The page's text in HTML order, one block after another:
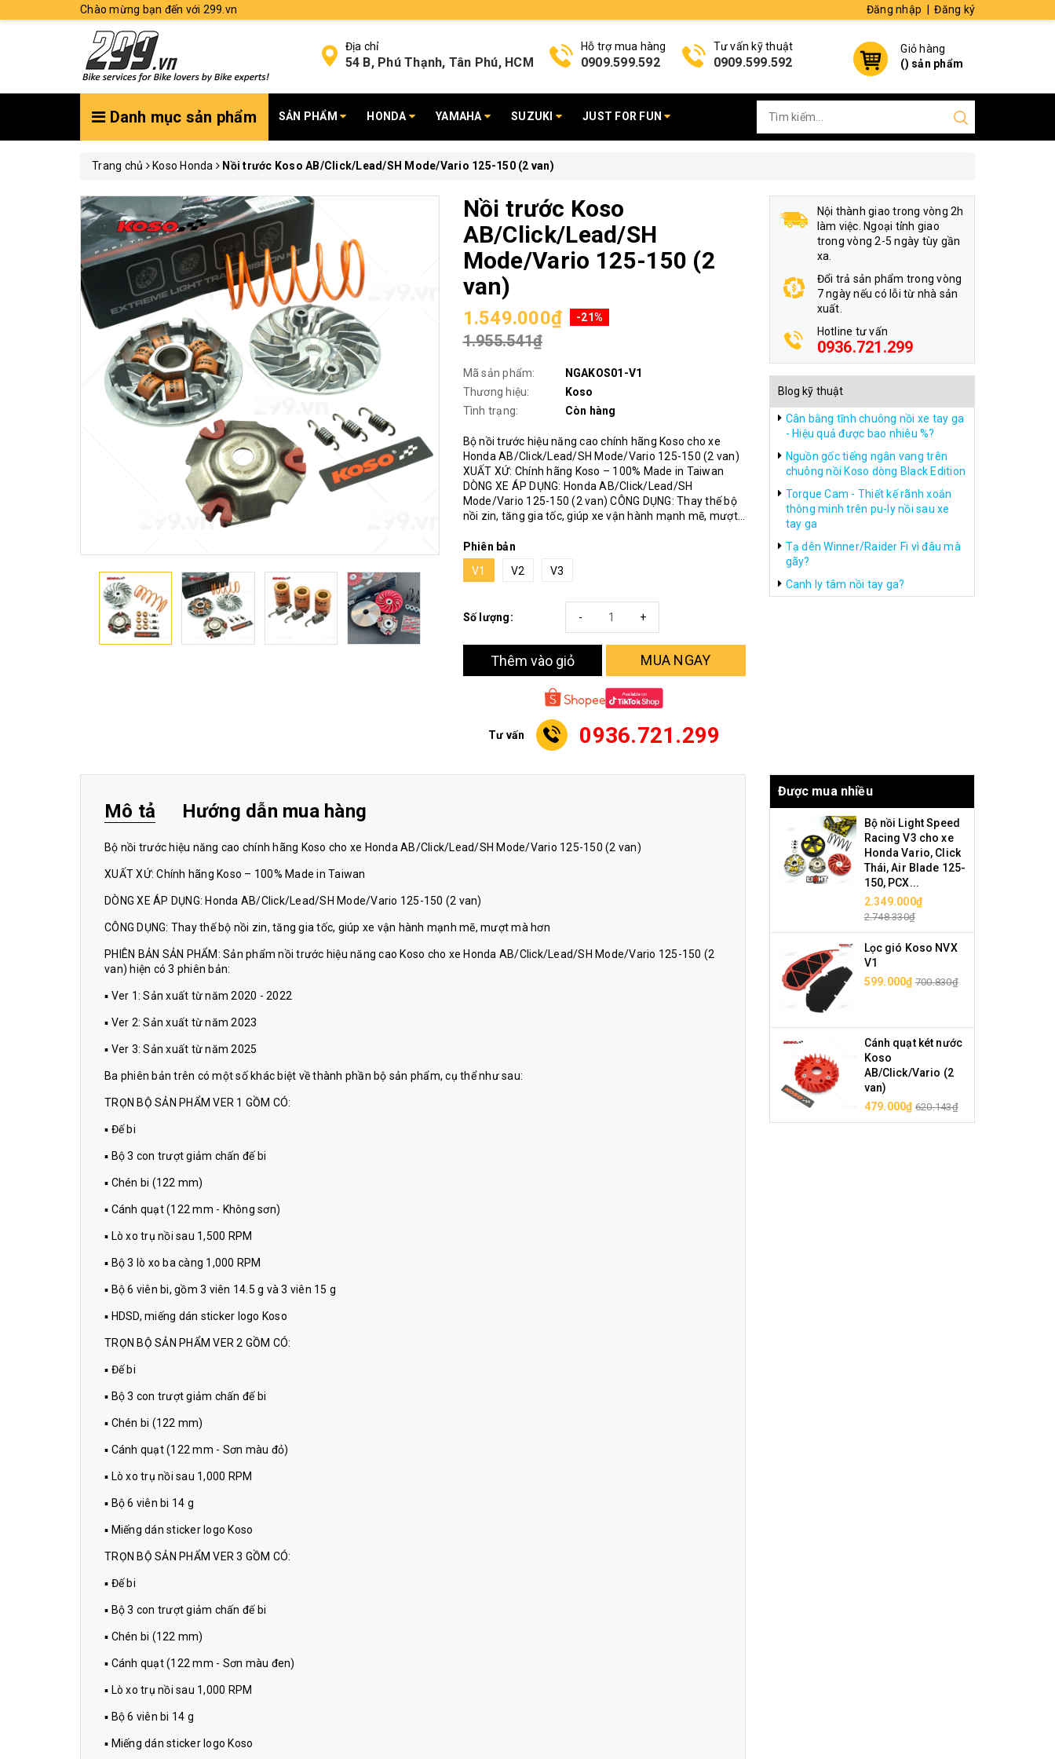
Chào mừng bạn đến với 299.vn Đăng nhập Đăng ký
Địa chỉ
54 B, Phú Thạnh, Tân Phú, HCM
Hỗ trợ mua hàng
0909.599.592
Tư vấn kỹ thuật
0909.599.592
Giỏ hàng
() sản phẩm
Danh mục sản phẩm SẢN PHẨM HONDA YAMAHA SUZUKI JUST FOR FUN
Trang chủ Koso Honda Nồi trước Koso AB/Click/Lead/SH Mode/Vario 125-150 (2 van)
Nồi trước Koso
AB/Click/Lead/SH
Mode/Vario 125-150 (2
van)
1.549.000₫ -21%
1.955.541₫
Mã sản phẩm:
NGAKOS01-V1
Thương hiệu:
Koso
Tình trạng:
Còn hàng
Bộ nồi trước hiệu năng cao chính hãng Koso cho xe
Honda AB/Click/Lead/SH Mode/Vario 125-150 (2 van)
XUẤT XỨ: Chính hãng Koso – 100% Made in Taiwan
DÒNG XE ÁP DỤNG: Honda AB/Click/Lead/SH
Mode/Vario 125-150 (2 van) CÔNG DỤNG: Thay thế bộ
nồi zin, tăng gia tốc, giúp xe vận hành mạnh mẽ, mượt...
Phiên bản
V1
V2 V3
Số lượng: +
-
Thêm vào giỏ MUA NGAY
Tư vấn 0936.721.299
Nội thành giao trong vòng 2h
làm việc. Ngoại tỉnh giao
trong vòng 2-5 ngày tùy gần
xa.
Đổi trả sản phẩm trong vòng
7 ngày nếu có lỗi từ nhà sản
xuất.
Hotline tư vấn
0936.721.299
Blog kỹ thuật
Cân bằng tĩnh chuông nồi xe tay ga
- Hiệu quả được bao nhiêu %?
Nguồn gốc tiếng ngân vang trên
chuông nồi Koso dòng Black Edition
Torque Cam - Thiết kế rãnh xoắn
thông minh trên pu-ly nồi sau xe
tay ga
Tạ dên Winner/Raider Fi vì đâu mà
gãy?
Canh ly tâm nồi tay ga?
Mô tả Hướng dẫn mua hàng
Bộ nồi trước hiệu năng cao chính hãng Koso cho xe Honda AB/Click/Lead/SH Mode/Vario 125-150 (2 van)
XUẤT XỨ: Chính hãng Koso – 100% Made in Taiwan
DÒNG XE ÁP DỤNG: Honda AB/Click/Lead/SH Mode/Vario 125-150 (2 van)
CÔNG DỤNG: Thay thế bộ nồi zin, tăng gia tốc, giúp xe vận hành mạnh mẽ, mượt mà hơn
PHIÊN BẢN SẢN PHẨM: Sản phẩm nồi trước hiệu năng cao Koso cho xe Honda AB/Click/Lead/SH Mode/Vario 125-150 (2
van) hiện có 3 phiên bản:
▪ Ver 1: Sản xuất từ năm 2020 - 2022
▪ Ver 2: Sản xuất từ năm 2023
▪ Ver 3: Sản xuất từ năm 2025
Ba phiên bản trên có một số khác biệt về thành phần bộ sản phẩm, cụ thể như sau:
TRỌN BỘ SẢN PHẨM VER 1 GỒM CÓ:
▪ Đế bi
▪ Bộ 3 con trượt giảm chấn đế bi
▪ Chén bi (122 mm)
▪ Cánh quạt (122 mm - Không sơn)
▪ Lò xo trụ nồi sau 1,500 RPM
▪ Bộ 3 lò xo ba càng 1,000 RPM
▪ Bộ 6 viên bi, gồm 3 viên 14.5 g và 3 viên 15 g
▪ HDSD, miếng dán sticker logo Koso
TRỌN BỘ SẢN PHẨM VER 2 GỒM CÓ:
▪ Đế bi
▪ Bộ 3 con trượt giảm chấn đế bi
▪ Chén bi (122 mm)
▪ Cánh quạt (122 mm - Sơn màu đỏ)
▪ Lò xo trụ nồi sau 1,000 RPM
▪ Bộ 6 viên bi 14 g
▪ Miếng dán sticker logo Koso
TRỌN BỘ SẢN PHẨM VER 3 GỒM CÓ:
▪ Đế bi
▪ Bộ 3 con trượt giảm chấn đế bi
▪ Chén bi (122 mm)
▪ Cánh quạt (122 mm - Sơn màu đen)
▪ Lò xo trụ nồi sau 1,000 RPM
▪ Bộ 6 viên bi 14 g
▪ Miếng dán sticker logo Koso
Được mua nhiều
Bộ nồi Light Speed
Racing V3 cho xe
Honda Vario, Click
Thái, Air Blade 125-
150, PCX...
2.349.000₫
2.748.330₫
Lọc gió Koso NVX
V1
599.000₫ 700.830₫
Cánh quạt két nước
Koso
AB/Click/Vario (2
van)
479.000₫ 620.143₫